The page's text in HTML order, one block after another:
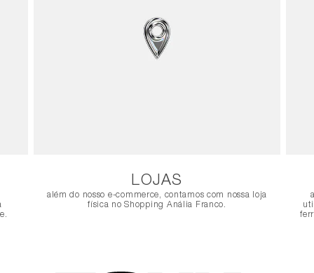
LOJAS
além do nosso e-commerce, contamos com nossa loja
física no Shopping Anália Franco.